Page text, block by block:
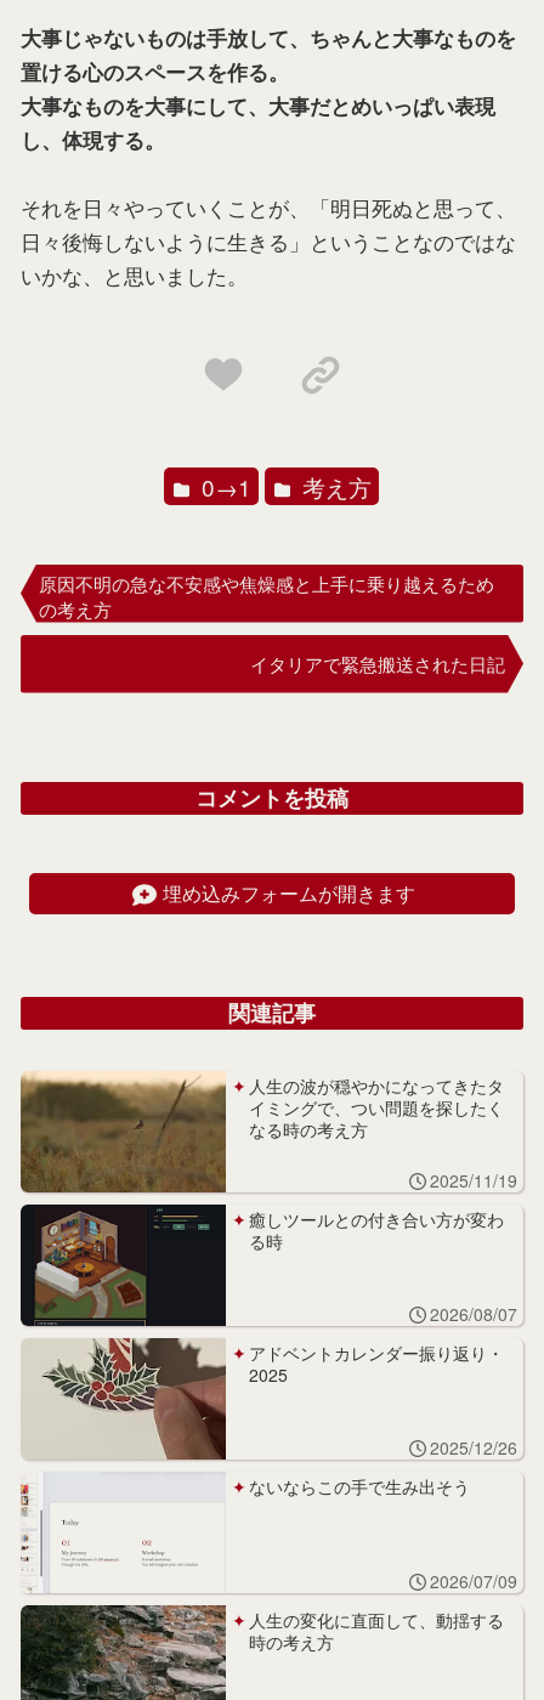
大事じゃないものは手放して、ちゃんと大事なものを
置ける心のスペースを作る。
大事なものを大事にして、大事だとめいっぱい表現
し、体現する。
それを日々やっていくことが、「明日死ぬと思って、
日々後悔しないように生きる」ということなのではな
いかな、と思いました。
0→1 考え方
原因不明の急な不安感や焦燥感と上手に乗り越えるため
の考え方
イタリアで緊急搬送された日記
コメントを投稿
埋め込みフォームが開きます
関連記事
人生の波が穏やかになってきたタ
イミングで、つい問題を探したく
なる時の考え方
2025/11/19
癒しツールとの付き合い方が変わ
る時
2026/08/07
アドベントカレンダー振り返り・
2025
2025/12/26
ないならこの手で生み出そう
2026/07/09
人生の変化に直面して、動揺する
時の考え方